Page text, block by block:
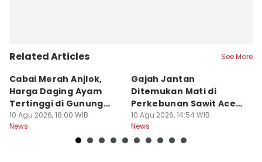
Related Articles See More
Cabai Merah Anjlok,
Harga Daging Ayam
Tertinggi di Gunung
Sitoli
10 Agu 2026, 18:00 WIB
News
Gajah Jantan
Ditemukan Mati di
Perkebunan Sawit Aceh
Tamiang
10 Agu 2026, 14:54 WIB
News